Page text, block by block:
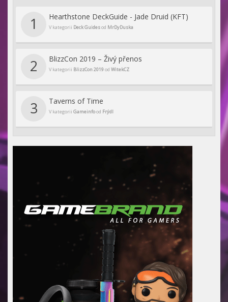
1 Hearthstone DeckGuide - Jade Druid (KFT)
V kategorii Deck Guidesod MrDyDuska
2 BlizzCon 2019 – Živý přenos
V kategorii BlizzCon 2019 od WitekCZ
3 Taverns of Time
V kategorii Gameinfood Frýdl